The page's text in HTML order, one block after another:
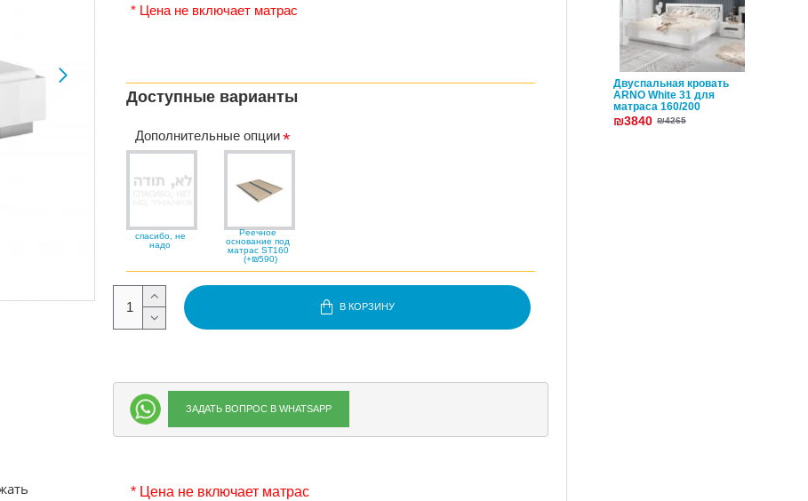
* Цена не включает матрас
Доступные варианты
Дополнительные опции
спасибо, не
надо
Реечное
основание под
матрас ST160
(+₪590)
В КОРЗИНУ
ЗАДАТЬ ВОПРОС В WHATSAPP
* Цена не включает матрас
Двуспальная кровать
ARNO White 31 для
матраса 160/200
₪3840 ₪4265